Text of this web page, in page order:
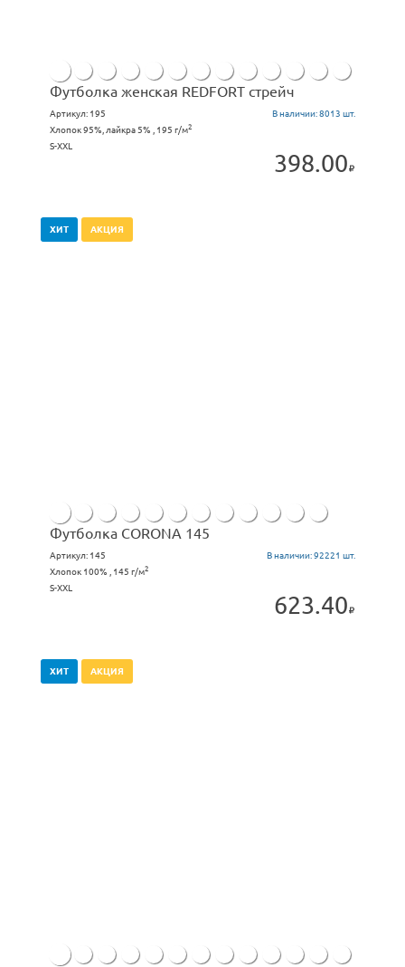
Футболка женская REDFORT стрейч
Артикул: 195 В наличии:8013 шт.
Хлопок 95%, лайкра 5% , 195 г/м2
S-XXL
398.00
ХИТ АКЦИЯ
Футболка CORONA 145
Артикул: 145 В наличии:92221 шт.
Хлопок 100% , 145 г/м2
S-XXL
623.40
ХИТ АКЦИЯ